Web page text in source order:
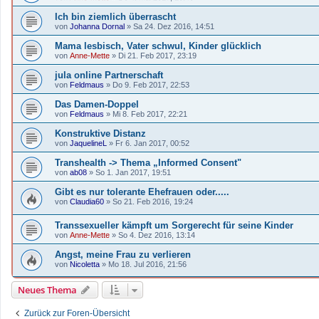
Ich bin ziemlich überrascht
von Johanna Dornal » Sa 24. Dez 2016, 14:51
Mama lesbisch, Vater schwul, Kinder glücklich
von Anne-Mette » Di 21. Feb 2017, 23:19
jula online Partnerschaft
von Feldmaus » Do 9. Feb 2017, 22:53
Das Damen-Doppel
von Feldmaus » Mi 8. Feb 2017, 22:21
Konstruktive Distanz
von JaquelineL » Fr 6. Jan 2017, 00:52
Transhealth -> Thema „Informed Consent"
von ab08 » So 1. Jan 2017, 19:51
Gibt es nur tolerante Ehefrauen oder.....
von Claudia60 » So 21. Feb 2016, 19:24
Transsexueller kämpft um Sorgerecht für seine Kinder
von Anne-Mette » So 4. Dez 2016, 13:14
Angst, meine Frau zu verlieren
von Nicoletta » Mo 18. Jul 2016, 21:56
Neues Thema
Zurück zur Foren-Übersicht